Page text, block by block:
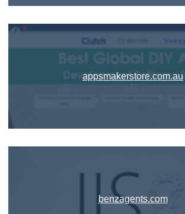
appsmakerstore.com.au
benzagents.com